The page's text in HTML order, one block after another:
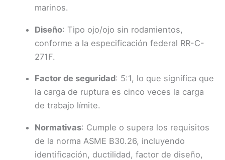
marinos.
Diseño:Tipo ojo/ojo sin rodamientos,
conforme a la especificación federal RR-C-
271F.
Factor de seguridad: 5:1, lo que significa que
la carga de ruptura es cinco veces la carga
de trabajo límite.
Normativas: Cumple o supera los requisitos
de la norma ASME B30.26, incluyendo
identificación, ductilidad, factor de diseño,